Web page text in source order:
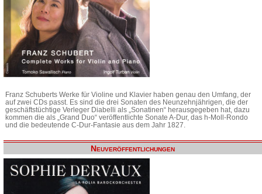
Franz Schuberts Werke für Violine und Klavier haben genau den Umfang, der
auf zwei CDs passt. Es sind die drei Sonaten des Neunzehnjährigen, die der
geschäftstüchtige Verleger Diabelli als „Sonatinen“ herausgegeben hat, dazu
kommen die als „Grand Duo“ veröffentlichte Sonate A-Dur, das h-Moll-Rondo
und die bedeutende C-Dur-Fantasie aus dem Jahr 1827.
Neuveröffentlichungen